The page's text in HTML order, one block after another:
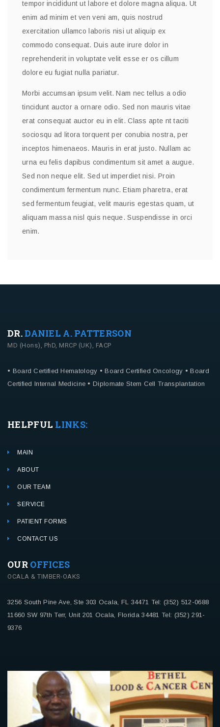
tempor incididunt ut labore et dolore magna aliqua. Ut
enim ad minim et ven veni am, quis nostrud
exercitation ullamco laboris nisi ut aliquip ex
commodo consequat. Duis aute irure dolor in
reprehenderit in voluptate velit esse er os cillum
dolore eu fugiat nulla pariatur.
Morbi accumsan ipsum velit. Nam nec tellus a odio
tincidunt auctor a ornare odio. Sed non mauris vitae
erat consequat auctor eu in elit. Class apte nt taciti
sociosqu ad litora torquent per conubia nostra, per
inceptos himenaeos. Mauris in erat justo. Nullam ac
urna eu felis dapibus condimentum sit amet a augue.
Sed non neque elit. Sed ut imperdiet nisi. Proin
condimentum fermentum nunc. Etiam pharetra, erat
sed fermentum feugiat, velit mauris egestas quam, ut
aliquam massa nisl quis neque. Suspendisse in orci
enim.
DR.DANIEL A. PATTERSON
MD (Hons), PhD, MRCP (UK), FACP
• Board Certified Hematology • Board Certified Oncology • Board
Certified Internal Medicine • Diplomate Stem Cell Transplantation
HELPFUL LINKS:
MAIN
ABOUT
OUR TEAM
SERVICE
PATIENT FORMS
CONTACT US
OUR OFFICES
OCALA & TIMBER-OAKS
3256 South Pine Ave, Ste 303 Ocala, FL 34471 Tel: (352) 512-0688
11660 SW 97th Terr, Unit 201 Ocala, Florida 34481Tel: (352) 291-
9376